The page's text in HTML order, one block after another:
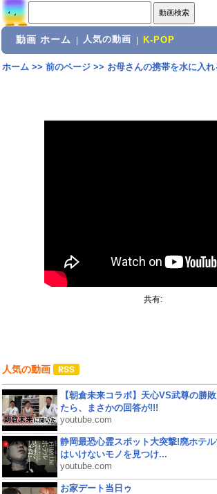
動画 ホーム 人気の動画 K-POP
ホーム>> 前のページ>> お母さんの携帯を水に入れ
共有:
人気の動画
【朝倉未来コラボ】天心VS武尊の勝
たら、まさかの回答が!!!
youtube.com
静岡最恐心霊スポット大突撃!廃ホテ
はいけないモノを見つけ...
youtube.com
お家デート当日ゥ